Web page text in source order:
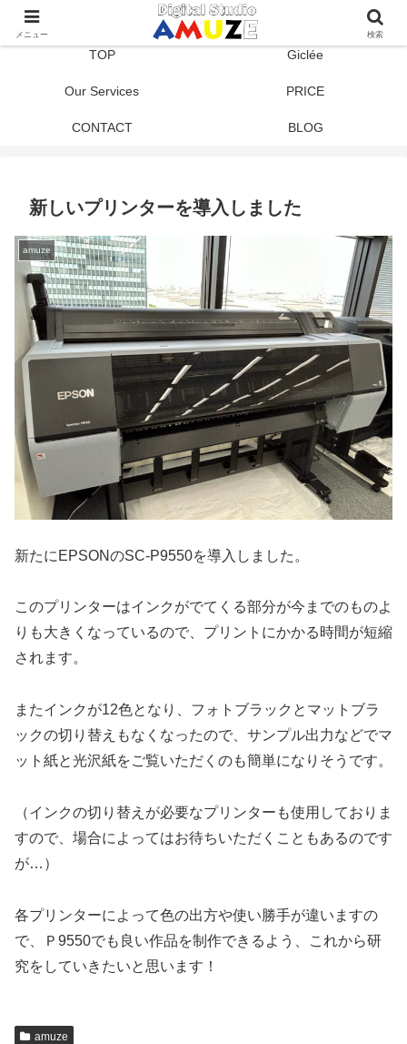
TOP Giclée
Our Services PRICE
CONTACT BLOG
新しいプリンターを導入しました
amuze
新たにEPSONのSC-P9550を導入しました。
このプリンターはインクがでてくる部分が今までのものよ
りも大きくなっているので、プリントにかかる時間が短縮
されます。
またインクが12色となり、フォトブラックとマットブラ
ックの切り替えもなくなったので、サンプル出力などでマ
ット紙と光沢紙をご覧いただくのも簡単になりそうです。
（インクの切り替えが必要なプリンターも使用しておりま
すので、場合によってはお待ちいただくこともあるのです
が…）
各プリンターによって色の出方や使い勝手が違いますの
で、Ｐ9550でも良い作品を制作できるよう、これから研
究をしていきたいと思います！
amuze
メニュー 検索